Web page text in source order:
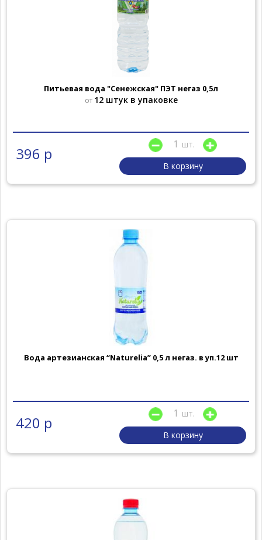
Питьевая вода "Сенежская" ПЭТ негаз 0,5л
от 12 штук в упаковке
396 р
шт.
В корзину
Вода артезианская “Naturelia” 0,5 л негаз. в уп.12 шт
420 р
шт.
В корзину